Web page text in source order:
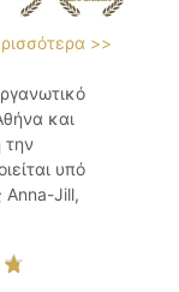
>>
και
την
υπό
Anna-Jill,